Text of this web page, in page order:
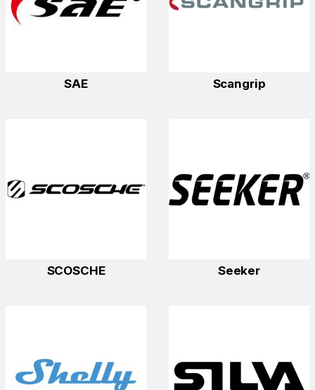
SAE Scangrip
SCOSCHE Seeker